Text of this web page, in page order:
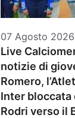
07 Agosto 2026
Live
notizie di
Romero,
Inter bloccata
Rodri verso il